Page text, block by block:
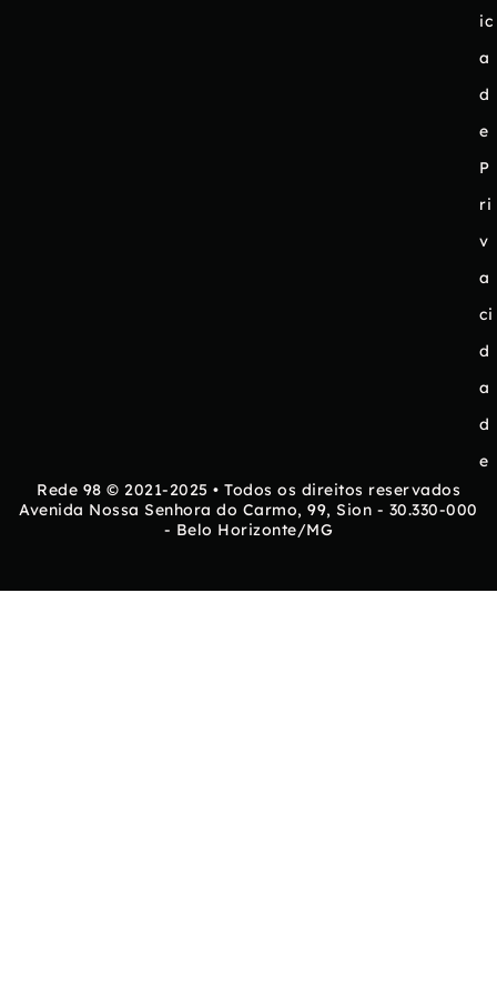
ic
a
d
e
P
ri
v
a
ci
d
a
d
e
Rede 98 © 2021-2025 • Todos os direitos reservados
Avenida Nossa Senhora do Carmo, 99, Sion - 30.330-000
- Belo Horizonte/MG